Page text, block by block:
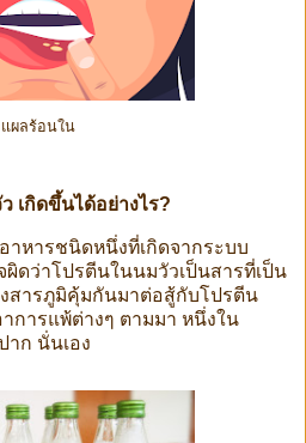
แผลร้อนใน
เกิดขึ้นได้อย่างไร?
าหารชนิดหนึ่งที่เกิดจากระบบ
ดว่าโปรตีนในนมวัวเป็นสารที่เป็น
สารภูมิคุ้มกันมาต่อสู้กับโปรตีน
การแพ้ต่างๆ ตามมา หนึ่งใน
ก นั่นเอง